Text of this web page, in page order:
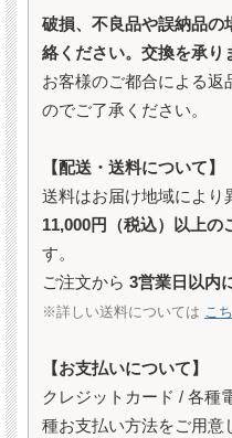
破損、不良品や誤納品の
絡ください。交換を承り
お客様のご都合による返
のでご了承ください。
【配送・送料について】
送料はお届け地域により
11,000円（税込）以上の
す。
ご注文から 3営業日以内
※詳しい送料については こ
【お支払いについて】
クレジットカード / 各種
種お支払い方法をご用意